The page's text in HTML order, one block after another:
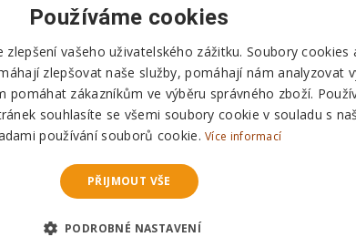
Používáme cookies
zlepšení vašeho uživatelského zážitku. Soubory cookies
zlepšovat naše služby, pomáhají nám analyzovat
pomáhat zákazníkům ve výběru správného zboží.
souhlasíte se všemi soubory cookie v souladu s
používání souborů cookie.Více informací
PŘIJMOUT VŠE
PODROBNÉ NASTAVENÍ